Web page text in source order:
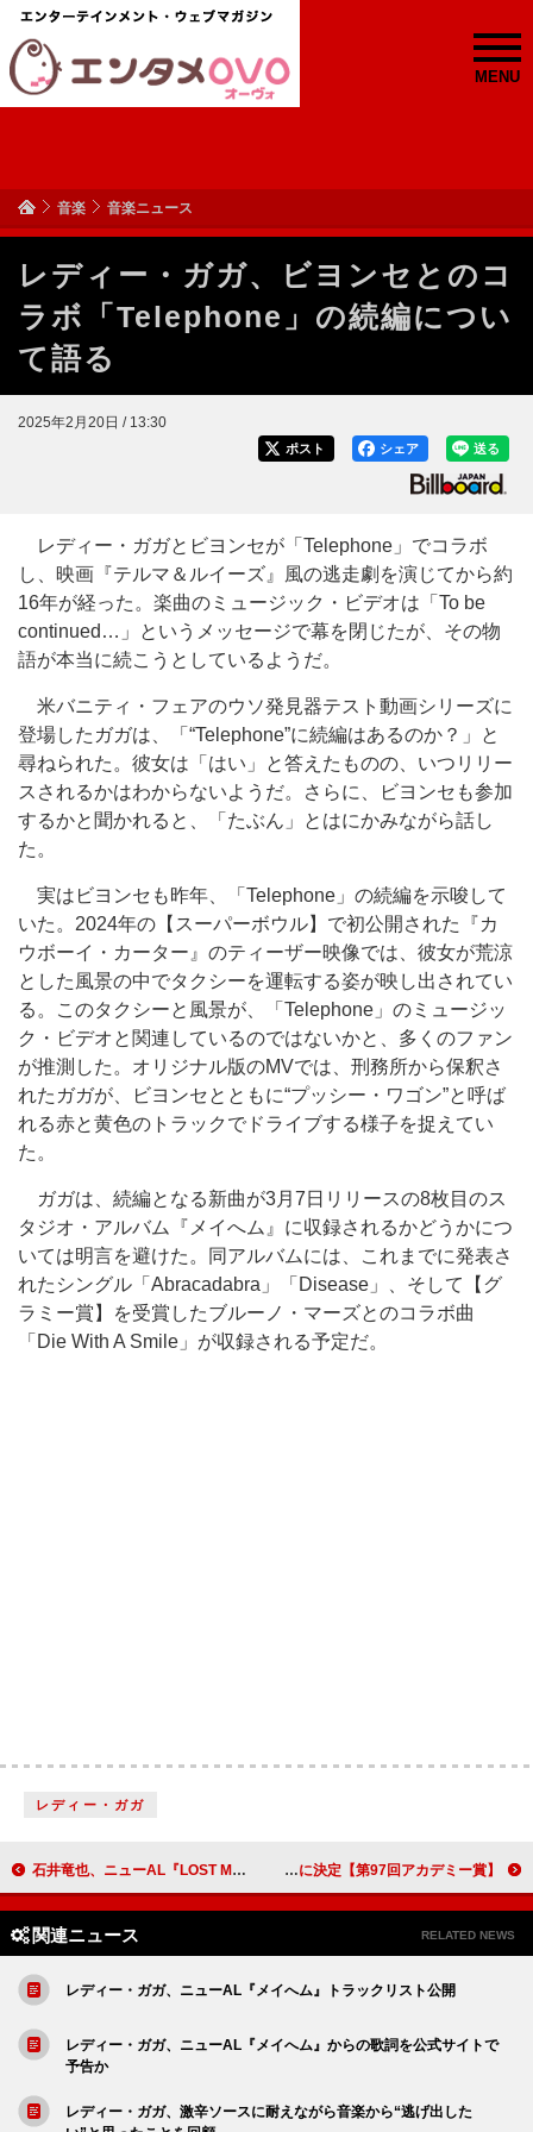
MENU
音楽 音楽ニュース
レディー・ガガ、ビヨンセとのコ
ラボ「Telephone」の続編につい
て語る
2025年2月20日 / 13:30
送る
シェア
ポスト
レディー・ガガとビヨンセが「Telephone」でコラボ
し、映画『テルマ＆ルイーズ』風の逃走劇を演じてから約
16年が経った。楽曲のミュージック・ビデオは「To be
continued…」というメッセージで幕を閉じたが、その物
語が本当に続こうとしているようだ。
米バニティ・フェアのウソ発見器テスト動画シリーズに
登場したガガは、「“Telephone”に続編はあるのか？」と
尋ねられた。彼女は「はい」と答えたものの、いつリリー
スされるかはわからないようだ。さらに、ビヨンセも参加
するかと聞かれると、「たぶん」とはにかみながら話し
た。
実はビヨンセも昨年、「Telephone」の続編を示唆して
いた。2024年の【スーパーボウル】で初公開された『カ
ウボーイ・カーター』のティーザー映像では、彼女が荒涼
とした風景の中でタクシーを運転する姿が映し出されてい
る。このタクシーと風景が、「Telephone」のミュージッ
ク・ビデオと関連しているのではないかと、多くのファン
が推測した。オリジナル版のMVでは、刑務所から保釈さ
れたガガが、ビヨンセとともに“プッシー・ワゴン”と呼ば
れる赤と黄色のトラックでドライブする様子を捉えてい
た。
ガガは、続編となる新曲が3月7日リリースの8枚目のス
タジオ・アルバム『メイへム』に収録されるかどうかにつ
いては明言を避けた。同アルバムには、これまでに発表さ
れたシングル「Abracadabra」「Disease」、そして【グ
ラミー賞】を受賞したブルーノ・マーズとのコラボ曲
「Die With A Smile」が収録される予定だ。
レディー・ガガ
石井竜也、ニューAL『LOST MESSAGE ～REBORN～』4/16発売決定 【第97回アカデミー賞】セレーナ・ゴメス／ベン・スティラー／ジョー・アルウィンら、プレゼンターに決定
関連ニュース RELATED NEWS
レディー・ガガ、ニューAL『メイへム』トラックリスト公開
レディー・ガガ、ニューAL『メイへム』からの歌詞を公式サイトで
予告か
レディー・ガガ、激辛ソースに耐えながら音楽から“逃げ出した